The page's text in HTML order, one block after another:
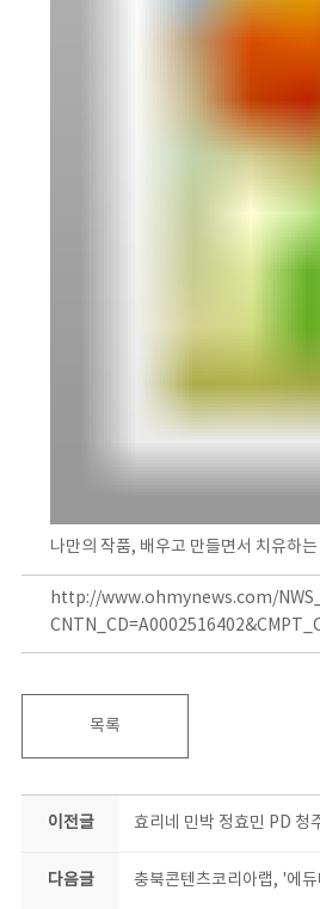
나만의 작품, 배우고 만들면서 치유하
http://www.ohmynews.com/
목록
이전글 효리네 민박 정효민 PD 청
다음글